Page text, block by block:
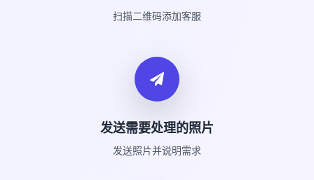
扫描二维码添加客服
发送需要处理的照片
发送照片并说明需求